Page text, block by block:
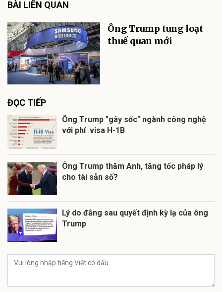
BÀI LIÊN QUAN
Ông Trump tung loạt
thuế quan mới
ĐỌC TIẾP
Ông Trump "gây sốc" ngành công nghệ
với phí visa H-1B
Ông Trump thăm Anh, tăng tốc pháp lý
cho tài sản số?
Lý do đằng sau quyết định kỳ lạ của ông
Trump